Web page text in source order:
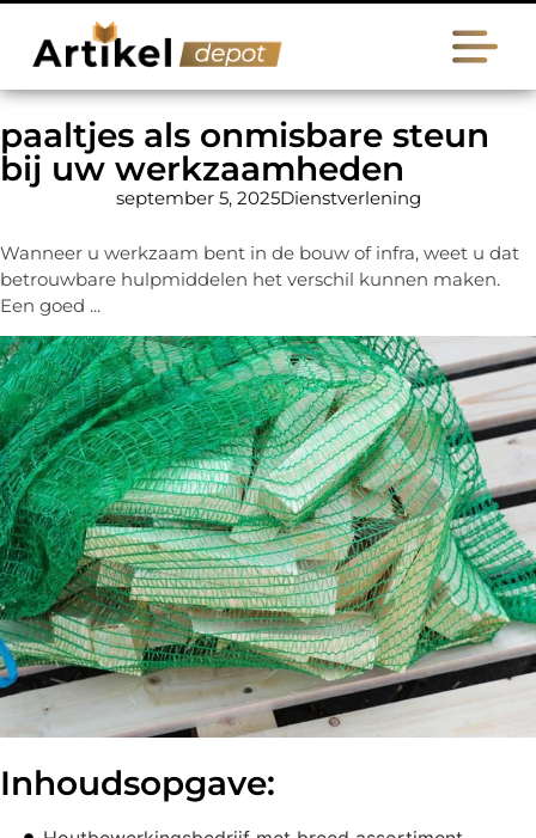
paaltjes als onmisbare steun
bij uw werkzaamheden
september 5, 2025Dienstverlening
Wanneer u werkzaam bent in de bouw of infra, weet u dat
betrouwbare hulpmiddelen het verschil kunnen maken.
Een goed ...
Inhoudsopgave: